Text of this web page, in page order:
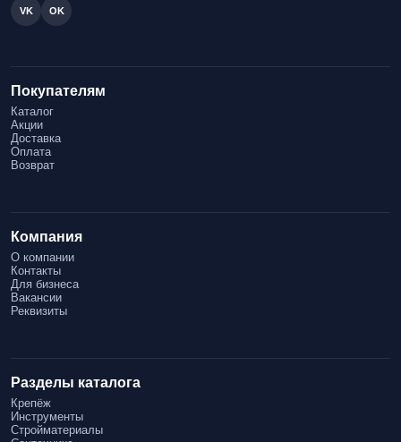
VK OK
Покупателям
Каталог
Акции
Доставка
Оплата
Возврат
Компания
О компании
Контакты
Для бизнеса
Вакансии
Реквизиты
Разделы каталога
Крепёж
Инструменты
Стройматериалы